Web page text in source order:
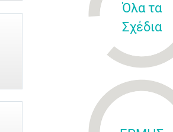
Όλα τα
Σχέδια